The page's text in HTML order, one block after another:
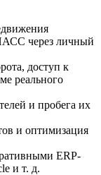
через личный
доступ к
реального
и пробега их
и оптимизация
ERP-
и т. д.